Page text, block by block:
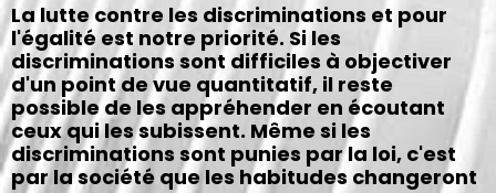
La lutte contre les discriminations et pour
l'égalité est notre priorité. Si les
discriminations sont difficiles à objectiver
d'un point de vue quantitatif, il reste
possible de les appréhender en écoutant
ceux qui les subissent. Même si les
discriminations sont punies par la loi, c'est
par la société que les habitudes changeront